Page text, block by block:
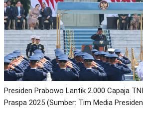
Presiden Prabowo Lantik 2.000 Capaja
Praspa 2025 (Sumber: Tim Media